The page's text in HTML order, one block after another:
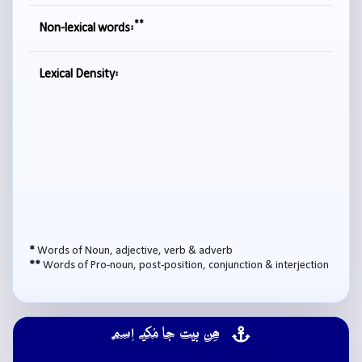
Non-lexical words:**
Lexical Density:
* Words of Noun, adjective, verb & adverb
** Words of Pro-noun, post-position, conjunction & interjection
ھِن بيت جا مُکيہ اِسم